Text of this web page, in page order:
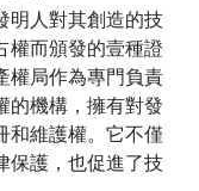
明人對其創造的技
權而頒發的壹種證
權局作為專門負責
的機構，擁有對發
和維護權。它不僅
保護，也促進了技